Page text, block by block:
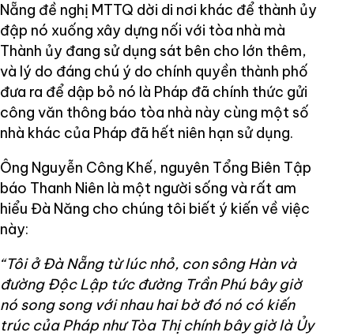
Nẵng đề nghị MTTQ dời di nơi khác để thành ủy
đập nó xuống xây dựng nối với tòa nhà mà
Thành ủy đang sử dụng sát bên cho lớn thêm,
và lý do đáng chú ý do chính quyền thành phố
đưa ra để dập bỏ nó là Pháp đã chính thức gửi
công văn thông báo tòa nhà này cùng một số
nhà khác của Pháp đã hết niên hạn sử dụng.
Ông Nguyễn Công Khế, nguyên Tổng Biên Tập
báo Thanh Niên là một người sống và rất am
hiểu Đà Năng cho chúng tôi biết ý kiến về việc
này:
“Tôi ở Đà Nẵng từ lúc nhỏ, con sông Hàn và
đường Độc Lập tức đường Trần Phú bây giờ
nó song song với nhau hai bờ đó nó có kiến
trúc của Pháp như Tòa Thị chính bây giờ là Ủy